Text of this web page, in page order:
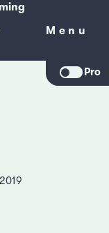
Menu
Menu
Pro